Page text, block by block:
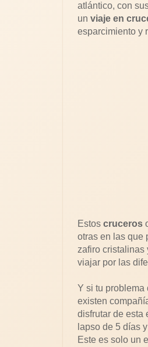
atlántico, con
un viaje en
esparcimiento y
Estos cruceros
otras en las que
zafiro cristalinas
viajar por las
Y si tu problema
existen
disfrutar de esta
lapso de 5 días
Este es solo un